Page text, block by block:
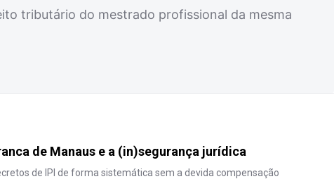
tributário do mestrado profissional da mesma
de Manaus e a (in)segurança jurídica
de IPI de forma sistemática sem a devida compensação